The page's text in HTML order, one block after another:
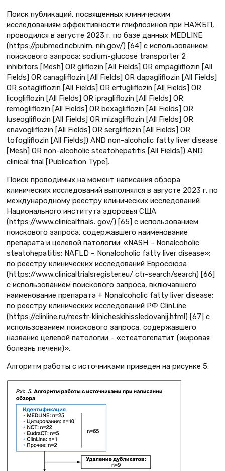
Поиск публикаций, посвященных клиническим
исследованиям эффективности глифлозинов при НАЖБП,
проводился в августе 2023 г. по базе данных MEDLINE
(https://pubmed.ncbi.nlm. nih.gov/) [64] с использованием
поискового запроса: sodium-glucose transporter 2
inhibitors [Mesh] OR gliflozin [All Fields] OR empagliflozin [All
Fields] OR canagliflozin [All Fields] OR dapagliflozin [All Fields]
OR sotagliflozin [All Fields] OR ertugliflozin [All Fields] OR
licogliflozin [All Fields] OR ipragliflozin [All Fields] OR
remogliflozin [All Fields] OR bexagliflozin [All Fields] OR
luseogliflozin [All Fields] OR mizagliflozin [All Fields] OR
enavogliflozin [All Fields] OR sergliflozin [All Fields] OR
tofogliflozin [All Fields]) AND non-alcoholic fatty liver disease
[Mesh] OR non-alcoholic steatohepatitis [All Fields]) AND
clinical trial [Publication Type].
Поиск проводимых на момент написания обзора
клинических исследований выполнялся в августе 2023 г. по
международному реестру клинических исследований
Национального института здоровья США
(https://www.clinicaltrials. gov/) [65] с использованием
поискового запроса, содержавшего наименование
препарата и целевой патологии: «NASH – Nonalcoholic
steatohepatitis; NAFLD – Nonalcoholic fatty liver disease»;
по реестру клинических исследований Евросоюза
(https://www.clinicaltrialsregister.eu/ ctr-search/search) [66]
с использованием поискового запроса, включавшего
наименование препарата + Nonalcoholic fatty liver disease;
по реестру клинических исследований РФ ClinLine
(https://clinline.ru/reestr-klinicheskihissledovanij.html) [67] с
использованием поискового запроса, содержавшего
название целевой патологии – «стеатогепатит (жировая
болезнь печени)».
Алгоритм работы с источниками приведен на рисунке 5.